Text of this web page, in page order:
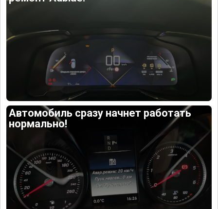
Автомобиль сразу начнет работать
нормально!